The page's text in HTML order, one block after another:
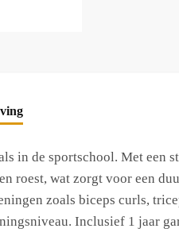
de sportschool. Met een
roest, wat zorgt voor een
zoals biceps curls,
Inclusief 1 jaar